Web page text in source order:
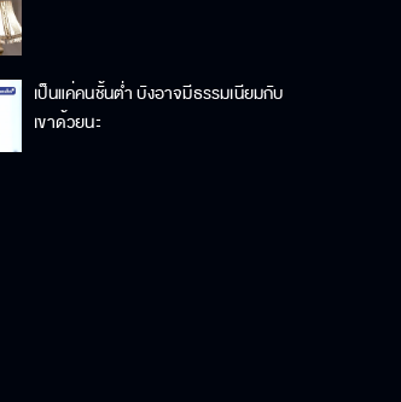
เป็นแค่คนชั้นต่ำ บังอาจมีธรรมเนียมกับ
เขาด้วยนะ